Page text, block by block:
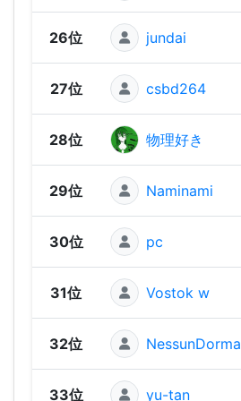
26位 jundai
27位 csbd264
28位 物理好き
29位 Naminami
30位 pc
31位 Vostok w
32位 NessunDorma
33位 yu-tan